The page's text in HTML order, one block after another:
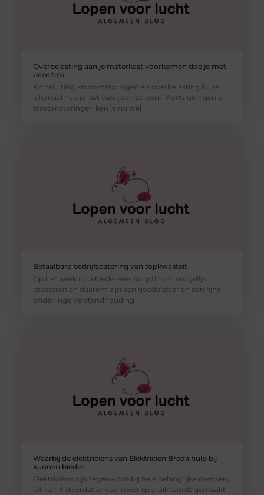
Overbelasting aan je meterkast voorkomen doe je met
deze tips
Kortsluiting, stroomstoringen en overbelasting bij ze
allemaal heb je last van geen stroom. Kortsluitingen en
stroomstoringen ken je nu wel
Betaalbare bedrijfscatering van topkwaliteit
Op het werk moet iedereen zo optimaal mogelijk
presteren en daarom zijn een goede sfeer en een fijne
onderlinge verstandhouding
Waarbij de elektriciens van Elektricien Breda hulp bij
kunnen bieden
Elektriciens zijn tegenwoordig hele belangrijke mensen,
dit komt doordat er veel meer gebruik wordt gemaakt